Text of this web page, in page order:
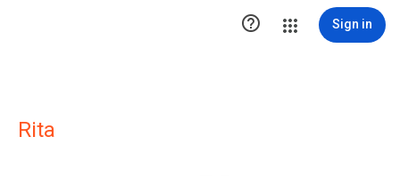
 Sign in
Rita